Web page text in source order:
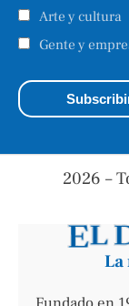
Arte y cultura
Gente y
2026 –
La